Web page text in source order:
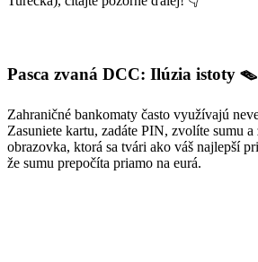
Pasca zvaná DCC: Ilúzia istoty 🪤
Zahraničné bankomaty často využívajú
Zasuniete kartu, zadáte PIN, zvolíte sumu
obrazovka, ktorá sa tvári ako váš najlepší
že sumu prepočíta priamo na eurá.